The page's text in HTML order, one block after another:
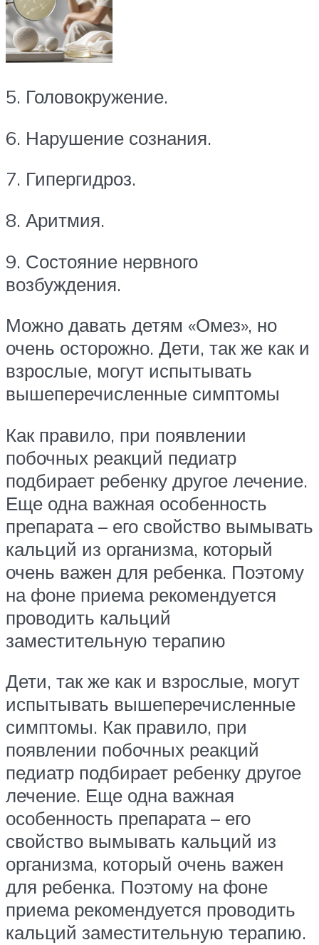
5. Головокружение.
6. Нарушение сознания.
7. Гипергидроз.
8. Аритмия.
9. Состояние нервного
возбуждения.
Можно давать детям «Омез», но
очень осторожно. Дети, так же как и
взрослые, могут испытывать
вышеперечисленные симптомы
Как правило, при появлении
побочных реакций педиатр
подбирает ребенку другое лечение.
Еще одна важная особенность
препарата – его свойство вымывать
кальций из организма, который
очень важен для ребенка. Поэтому
на фоне приема рекомендуется
проводить кальций
заместительную терапию
Дети, так же как и взрослые, могут
испытывать вышеперечисленные
симптомы. Как правило, при
появлении побочных реакций
педиатр подбирает ребенку другое
лечение. Еще одна важная
особенность препарата – его
свойство вымывать кальций из
организма, который очень важен
для ребенка. Поэтому на фоне
приема рекомендуется проводить
кальций заместительную терапию.